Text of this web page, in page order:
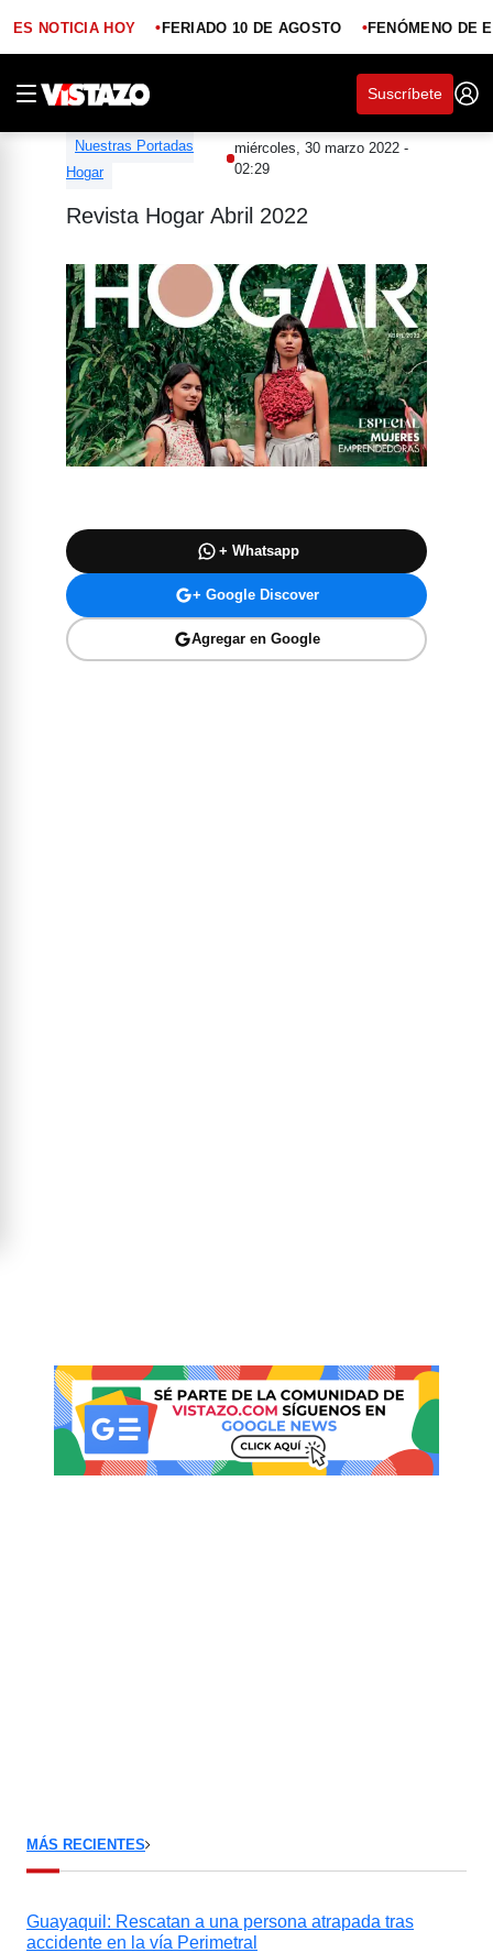
ES NOTICIA HOY FERIADO 10 DE AGOSTO FENÓMENO DE
Suscríbete
Nuestras Portadas
Hogar
miércoles, 30 marzo 2022 -
02:29
Revista Hogar Abril 2022
+ Whatsapp
+ Google Discover
Agregar en Google
MÁS RECIENTES
Guayaquil: Rescatan a una persona atrapada tras
accidente en la vía Perimetral